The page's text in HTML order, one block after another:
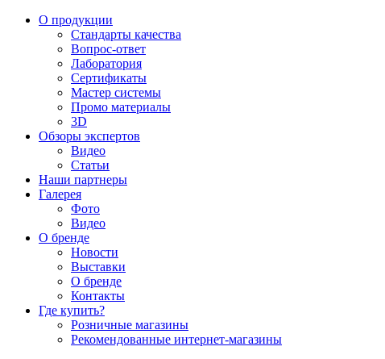
О продукции
Стандарты качества
Вопрос-ответ
Лаборатория
Сертификаты
Мастер системы
Промо материалы
3D
Обзоры экспертов
Видео
Статьи
Наши партнеры
Галерея
Фото
Видео
О бренде
Новости
Выставки
О бренде
Контакты
Где купить?
Розничные магазины
Рекомендованные интернет-магазины